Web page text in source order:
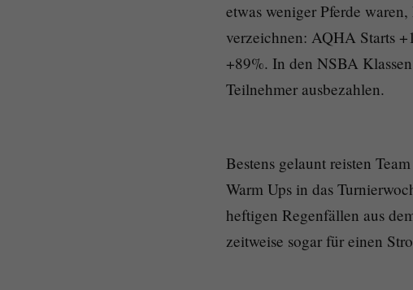
etwas weniger Pferde
verzeichnen: AQHA Starts
+89%. In den NSBA
Teilnehmer ausbezahlen.
Bestens gelaunt reisten
Warm Ups in das
heftigen Regenfällen aus
zeitweise sogar für einen